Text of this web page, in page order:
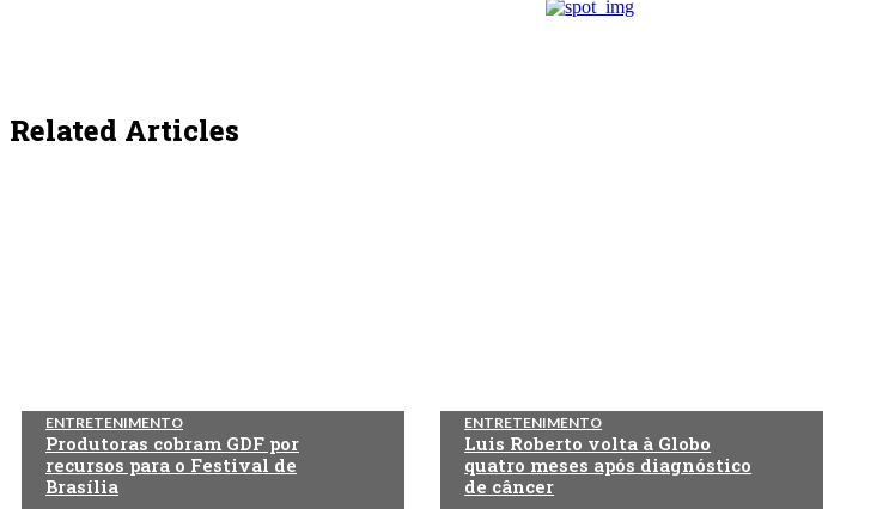
Related Articles
ENTRETENIMENTO
Produtoras cobram GDF por
recursos para o Festival de
Brasília
ENTRETENIMENTO
Luis Roberto volta à Globo
quatro meses após diagnóstico
de câncer